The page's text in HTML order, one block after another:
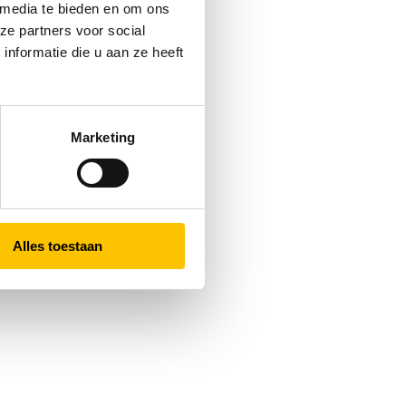
te bieden en om ons
partners voor social
die u aan ze heeft
Marketing
Alles toestaan